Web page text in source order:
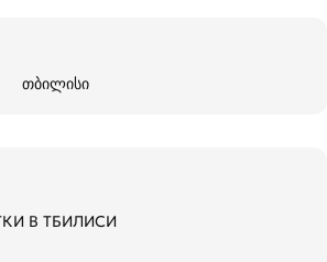
თბილისი
В ТБИЛИСИ